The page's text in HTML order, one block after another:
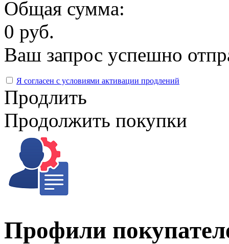
Общая сумма:
0 руб.
Ваш запрос успешно
Я согласен с условиями активации продлений
Продлить
Продолжить покупки
Профили